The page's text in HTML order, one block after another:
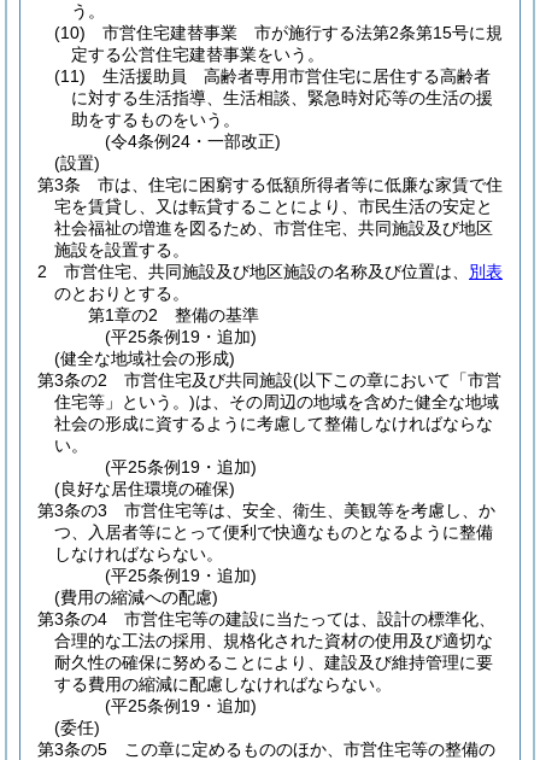
う。
(10)
市営住宅建替事業 市が施行する法第2条第15号に規
定する公営住宅建替事業をいう。
(11)
生活援助員 高齢者専用市営住宅に居住する高齢者
に対する生活指導、生活相談、緊急時対応等の生活の援
助をするものをいう。
(令4条例24・一部改正)
(設置)
第3条
市は、住宅に困窮する低額所得者等に低廉な家賃で住
宅を賃貸し、又は転貸することにより、市民生活の安定と
社会福祉の増進を図るため、市営住宅、共同施設及び地区
施設を設置する。
2
市営住宅、共同施設及び地区施設の名称及び位置は、 別表
のとおりとする。
第1章の2
整備の基準
(平25条例19・追加)
(健全な地域社会の形成)
第3条の2
市営住宅及び共同施設(以下この章において「市営
住宅等」という。)は、その周辺の地域を含めた健全な地域
社会の形成に資するように考慮して整備しなければならな
い。
(平25条例19・追加)
(良好な居住環境の確保)
第3条の3
市営住宅等は、安全、衛生、美観等を考慮し、か
つ、入居者等にとって便利で快適なものとなるように整備
しなければならない。
(平25条例19・追加)
(費用の縮減への配慮)
第3条の4
市営住宅等の建設に当たっては、設計の標準化、
合理的な工法の採用、規格化された資材の使用及び適切な
耐久性の確保に努めることにより、建設及び維持管理に要
する費用の縮減に配慮しなければならない。
(平25条例19・追加)
(委任)
第3条の5
この章に定めるもののほか、市営住宅等の整備の